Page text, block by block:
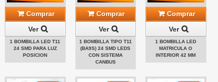
Comprar
Ver
1 BOMBILLA LED T11
24 SMD PARA LUZ
POSICION
Comprar
Ver
1 BOMBILLA TIPO T11
(BA9S) 24 SMD LEDS
CON SISTEMA
CANBUS
Comprar
Ver
1 BOMBILLA LED
MATRICULA O
INTERIOR 42 MM